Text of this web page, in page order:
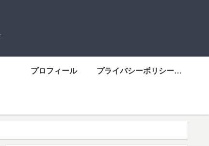
プロフィール プライバシーポリシーについて